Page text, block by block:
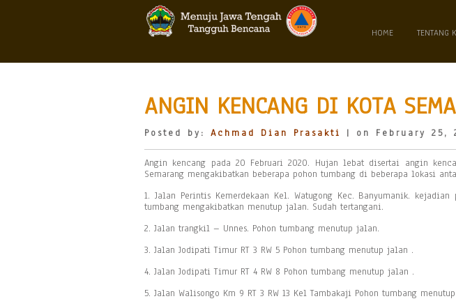
HOME TENTANG
ANGIN KENCANG DI KOTA
Posted by: Achmad Dian Prasakti | on February 25,
Angin kencang pada 20 Februari 2020. Hujan lebat disertai angin
Semarang mengakibatkan beberapa pohon tumbang di beberapa lokasi
1. Jalan Perintis Kemerdekaan Kel. Watugong Kec. Banyumanik.
tumbang mengakibatkan menutup jalan. Sudah tertangani.
2. Jalan trangkil – Unnes. Pohon tumbang menutup jalan.
3. Jalan Jodipati Timur RT 3 RW 5 Pohon tumbang menutup jalan .
4. Jalan Jodipati Timur RT 4 RW 8 Pohon tumbang menutup jalan .
5. Jalan Walisongo Km 9 RT 3 RW 13 Kel Tambakaji Pohon tumbang